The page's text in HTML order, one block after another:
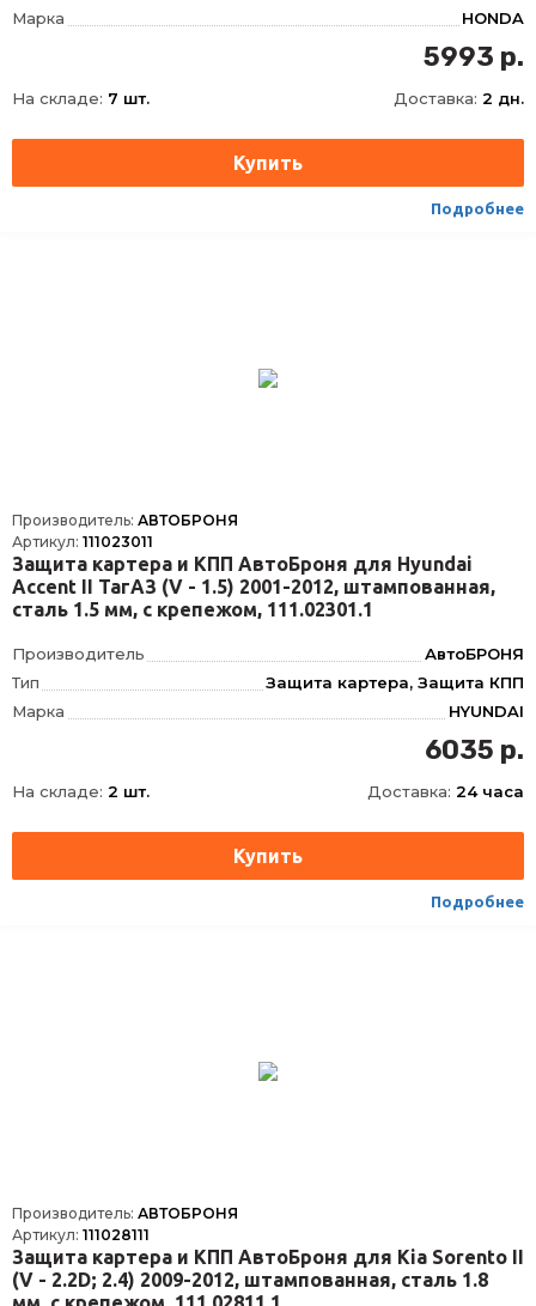
Марка
HONDA
CIVIC 4DR, CIVIC
2006-2012, 2005-2012
Материал
Сталь, Сталь
Объём двигателя
V - 1.8
Крепеж в комплекте
5993 р.
На складе: 7 шт. Доставка: 2 дн.
Подробнее
Производитель: АВТОБРОНЯ
Артикул: 111023011
Защита картера и КПП АвтоБроня для Hyundai
Accent II ТагАЗ (V - 1.5) 2001-2012, штампованная,
сталь 1.5 мм, с крепежом, 111.02301.1
Производитель
АвтоБРОНЯ
Тип
Защита картера, Защита КПП
Марка
HYUNDAI
ACCENT
2000-2012, 2001-2012
Материал
Сталь, Сталь
Объём двигателя
V - 1.5
Крепеж в комплекте
6035 р.
На складе: 2 шт. Доставка: 24 часа
Подробнее
Производитель: АВТОБРОНЯ
Артикул: 111028111
Защита картера и КПП АвтоБроня для Kia Sorento II
(V - 2.2D; 2.4) 2009-2012, штампованная, сталь 1.8